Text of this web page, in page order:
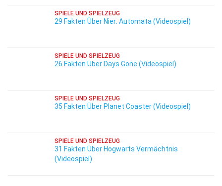
SPIELE UND SPIELZEUG
29 Fakten Über Nier: Automata (Videospiel)
SPIELE UND SPIELZEUG
26 Fakten Über Days Gone (Videospiel)
SPIELE UND SPIELZEUG
35 Fakten Über Planet Coaster (Videospiel)
SPIELE UND SPIELZEUG
31 Fakten Über Hogwarts Vermächtnis
(Videospiel)